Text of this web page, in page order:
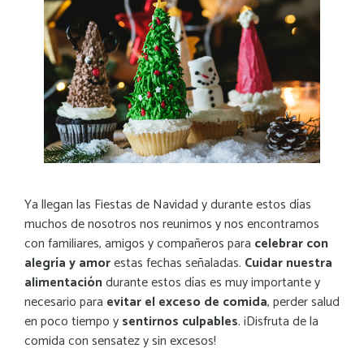
Ya llegan las Fiestas de Navidad y durante estos días
muchos de nosotros nos reunimos y nos encontramos
con familiares, amigos y compañeros para celebrar con
alegría y amorestas fechas señaladas. Cuidar nuestra
alimentacióndurante estos días es muy importante y
necesario para evitar el exceso de comida, perder salud
en poco tiempo ysentirnos culpables. ¡Disfruta de la
comida con sensatez y sin excesos!